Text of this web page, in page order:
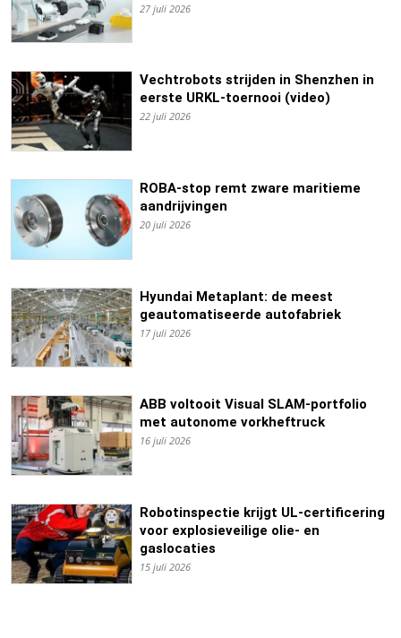
27 juli 2026
Vechtrobots strijden in Shenzhen in
eerste URKL-toernooi (video)
22 juli 2026
ROBA-stop remt zware maritieme
aandrijvingen
20 juli 2026
Hyundai Metaplant: de meest
geautomatiseerde autofabriek
17 juli 2026
ABB voltooit Visual SLAM-portfolio
met autonome vorkheftruck
16 juli 2026
Robotinspectie krijgt UL-certificering
voor explosieveilige olie- en
gaslocaties
15 juli 2026